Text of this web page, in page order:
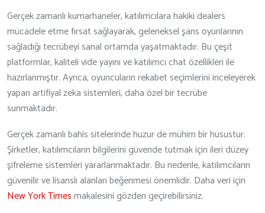
Gerçek zamanlı kumarhaneler, katılımcılara hakiki dealers
mücadele etme fırsat sağlayarak, geleneksel şans oyunlarının
sağladığı tecrübeyi sanal ortamda yaşatmaktadır. Bu çeşit
platformlar, kaliteli vide yayını ve katılımcı chat özellikleri ile
hazırlanmıştır. Ayrıca, oyuncuların rekabet seçimlerini inceleyerek
yapan artifiyal zeka sistemleri, daha özel bir tecrübe
sunmaktadır.
Gerçek zamanlı bahis sitelerinde huzur de mühim bir husustur.
Şirketler, katılımcıların bilgilerini güvende tutmak için ileri düzey
şifreleme sistemleri yararlanmaktadır. Bu nedenle, katılımcıların
güvenilir ve lisanslı alanları beğenmesi önemlidir. Daha veri için
New York Timesmakalesini gözden geçirebilirsiniz.